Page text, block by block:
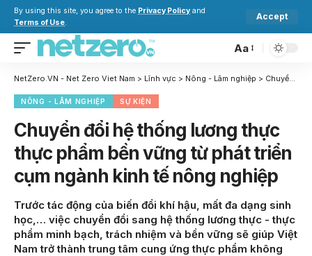
By using this site, you agree to the Privacy Policy and
Terms of Use.
Accept
Aa
NetZero.VN - Net Zero Viet Nam > Lĩnh vực > Nông - Lâm nghiệp > Chuyển đổi hệ thống lương thực thực phẩm bền vững từ phát triển cụm ngành kinh tế nông nghiệp
NÔNG - LÂM NGHIỆP SỰ KIỆN
Chuyển đổi hệ thống lương thực
thực phẩm bền vững từ phát triển
cụm ngành kinh tế nông nghiệp
Trước tác động của biến đổi khí hậu, mất đa dạng sinh
học,… việc chuyển đổi sang hệ thống lương thực - thực
phẩm minh bạch, trách nhiệm và bền vững sẽ giúp Việt
Nam trở thành trung tâm cung ứng thực phẩm không